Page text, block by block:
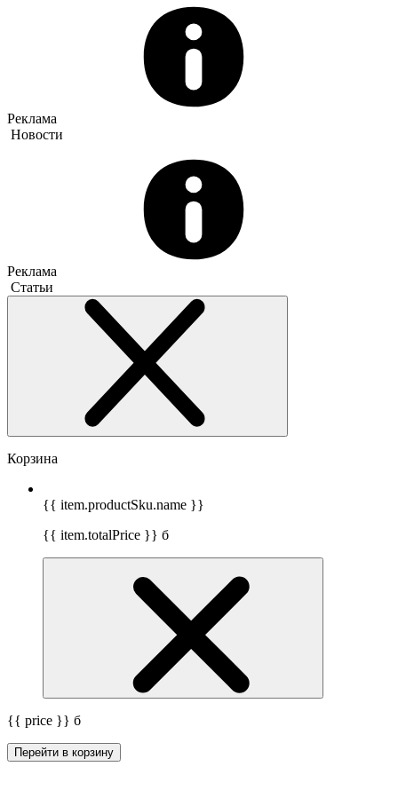
Реклама
Новости
Реклама
Статьи
Корзина
{{ item.productSku.name }}
{{ item.totalPrice }} б
{{ price }} б
Перейти в корзину